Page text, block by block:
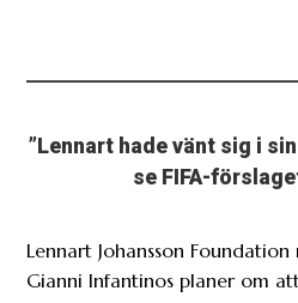
”Lennart hade vänt sig i
se FIFA-
Lennart Johansson
Gianni Infantinos planer om